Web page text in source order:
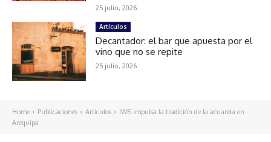
25 julio, 2026
Artículos
Decantador: el bar que apuesta por el
vino que no se repite
25 julio, 2026